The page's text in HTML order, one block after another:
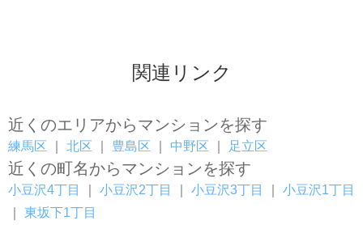
関連リンク
近くのエリアからマンションを探す
練馬区 北区 豊島区 中野区 足立区
近くの町名からマンションを探す
小豆沢4丁目 小豆沢2丁目 小豆沢3丁目
小豆沢1丁目
東坂下1丁目